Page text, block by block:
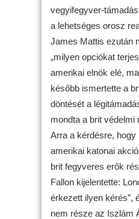
vegyifegyver-
a lehetséges orosz
James Mattis ezután
„milyen opciókat
amerikai elnök elé,
később ismertette a
döntését a
mondta a brit védelmi
Arra a kérdésre, hogy
amerikai katonai
brit fegyveres erők
Fallon kijelentette:
érkezett ilyen kérés”,
nem része az Iszlám